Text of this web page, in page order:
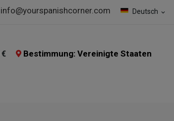
Deutsch expand_more
info@yourspanishcorner.com
€ Bestimmung: Vereinigte Staaten